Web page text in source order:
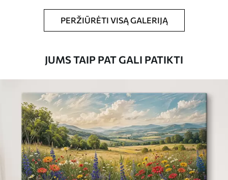
Galite padengti laku.
Standartas
Iš45.00€
Premium
57.00€
Eco-Premium
69.00€
PERŽIŪRĖTI VISĄ GALERIJĄ
JUMS TAIP PAT GALI PATIKTI